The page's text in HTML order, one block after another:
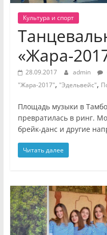
Культура и спорт
«Жара-
28.09.2017 admin
"Жара-2017", "Эдельвейс",
Площадь музыки в
превратилась в ринг.
брейк-данс и другие
Читать далее